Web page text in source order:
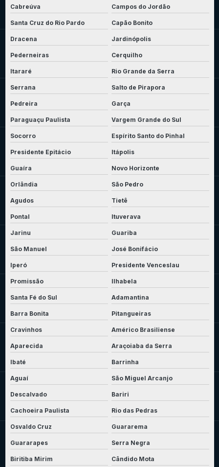
Cabreúva Campos do Jordão
Santa Cruz do Rio Pardo Capão Bonito
Dracena Jardinópolis
Pederneiras Cerquilho
Itararé Rio Grande da Serra
Serrana Salto de Pirapora
Pedreira Garça
Paraguaçu Paulista Vargem Grande do Sul
Socorro Espírito Santo do Pinhal
Presidente Epitácio Itápolis
Guaíra Novo Horizonte
Orlândia São Pedro
Agudos Tietê
Pontal Ituverava
Jarinu Guariba
São Manuel José Bonifácio
Iperó Presidente Venceslau
Promissão Ilhabela
Santa Fé do Sul Adamantina
Barra Bonita Pitangueiras
Cravinhos Américo Brasiliense
Aparecida Araçoiaba da Serra
Ibaté Barrinha
Aguaí São Miguel Arcanjo
Descalvado Bariri
Cachoeira Paulista Rio das Pedras
Osvaldo Cruz Guararema
Guararapes Serra Negra
Biritiba Mirim Cândido Mota